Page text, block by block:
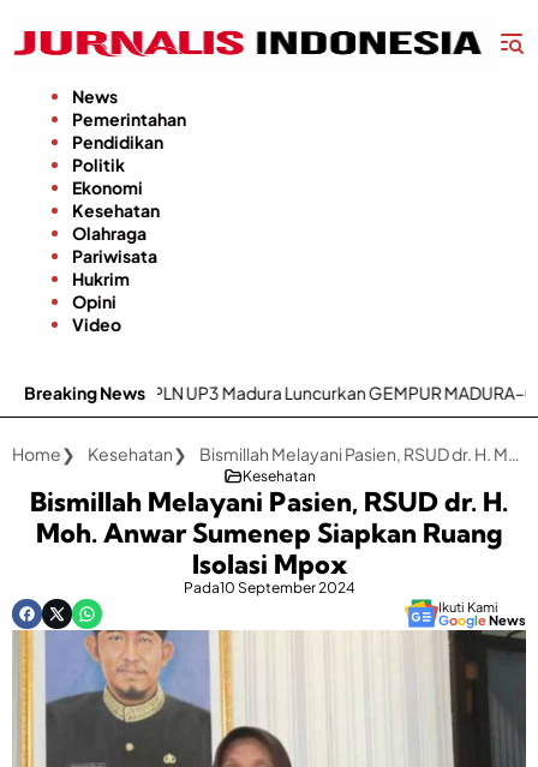
konten
News
Pemerintahan
Pendidikan
Politik
Ekonomi
Kesehatan
Olahraga
Pariwisata
Hukrim
Opini
Video
Breaking News
PLN UP3 Madura Luncurkan GEMPUR MADURA–GESIT POLL
Home Kesehatan Bismillah Melayani Pasien, RSUD dr. H. Moh. Anwar Sumenep Siapkan Ruang Isolasi Mpox
Kesehatan
Bismillah Melayani Pasien, RSUD dr. H.
Moh. Anwar Sumenep Siapkan Ruang
Isolasi Mpox
Pada10 September 2024
Ikuti Kami
GoogleNews